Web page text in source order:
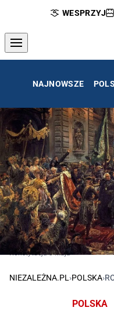
WESPRZYJ
NAJNOWSZE
Konstytucja 3 Maja
NIEZALEŻNA.PL ›POLSKA›
POLSKA